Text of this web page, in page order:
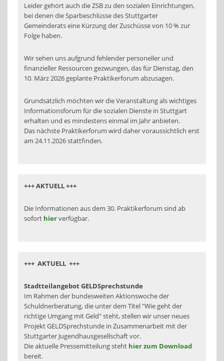
Leider gehört auch die ZSB zu den sozialen Einrichtungen,
bei denen die Sparbeschlüsse des Stuttgarter
Gemeinderats eine Kürzung der Zuschüsse von 10 % zur
Folge haben.
Wir sehen uns aufgrund fehlender personeller und
finanzieller Ressourcen gezwungen, das für Dienstag, den
10. März 2026 geplante Praktikerforum abzusagen.
Grundsätzlich möchten wir die Veranstaltung als wichtiges
Informationsforum für die sozialen Dienste in Stuttgart
erhalten und es mindestens einmal im Jahr anbieten.
Das nächste Praktikerforum wird daher voraussichtlich erst
am 24.11.2026 stattfinden.
+++ AKTUELL +++
Die Informationen aus dem 30. Praktikerforum sind ab
sofort hierverfügbar.
+++ AKTUELL +++
Stadtteilangebot GELDSprechstunde
Im Rahmen der bundesweiten Aktionswoche der
Schuldnerberatung, die unter dem Titel "Wie geht der
richtige Umgang mit Geld" steht, stellen wir unser neues
Projekt GELDSprechstunde in Zusammenarbeit mit der
Stuttgarter Jugendhausgesellschaft vor.
Die aktuelle Pressemitteilung steht hier zum Download
bereit.